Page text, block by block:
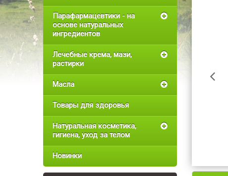
Парафармацевтики - на
основе натуральных
ингредиентов
Лечебные крема, мази,
растирки
Масла
Товары для здоровья
Натуральная косметика,
гигиена, уход за телом
Новинки